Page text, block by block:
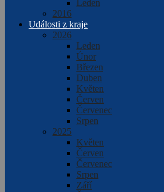
Leden
2016
Události z kraje
2026
Leden
Únor
Březen
Duben
Květen
Červen
Červenec
Srpen
2025
Květen
Červen
Červenec
Srpen
Září